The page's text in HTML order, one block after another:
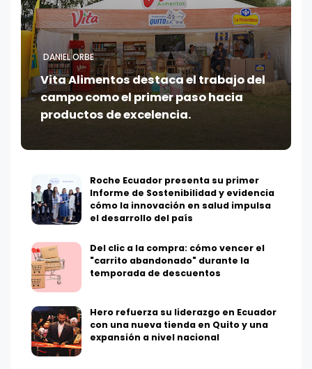
DANIEL ORBE
Vita Alimentos destaca el trabajo del
campo como el primer paso hacia
productos de excelencia.
Roche Ecuador presenta su primer
Informe de Sostenibilidad y evidencia
cómo la innovación en salud impulsa
el desarrollo del país
Del clic a la compra: cómo vencer el
"carrito abandonado" durante la
temporada de descuentos
Hero refuerza su liderazgo en Ecuador
con una nueva tienda en Quito y una
expansión a nivel nacional